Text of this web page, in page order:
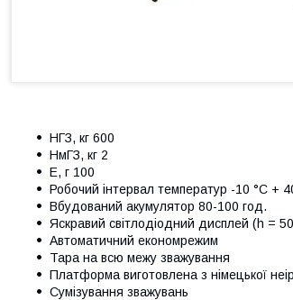
НГЗ, кг 600
НмГЗ, кг 2
Е, г 100
Робочий інтервал температур -10 °C +
Вбудований акумулятор 80-100 год.
Яскравий світлодіодний дисплей (h =
Автоматичний економрежим
Тара на всю межу зважування
Платформа виготовлена з німецької
Сумізування зважувань